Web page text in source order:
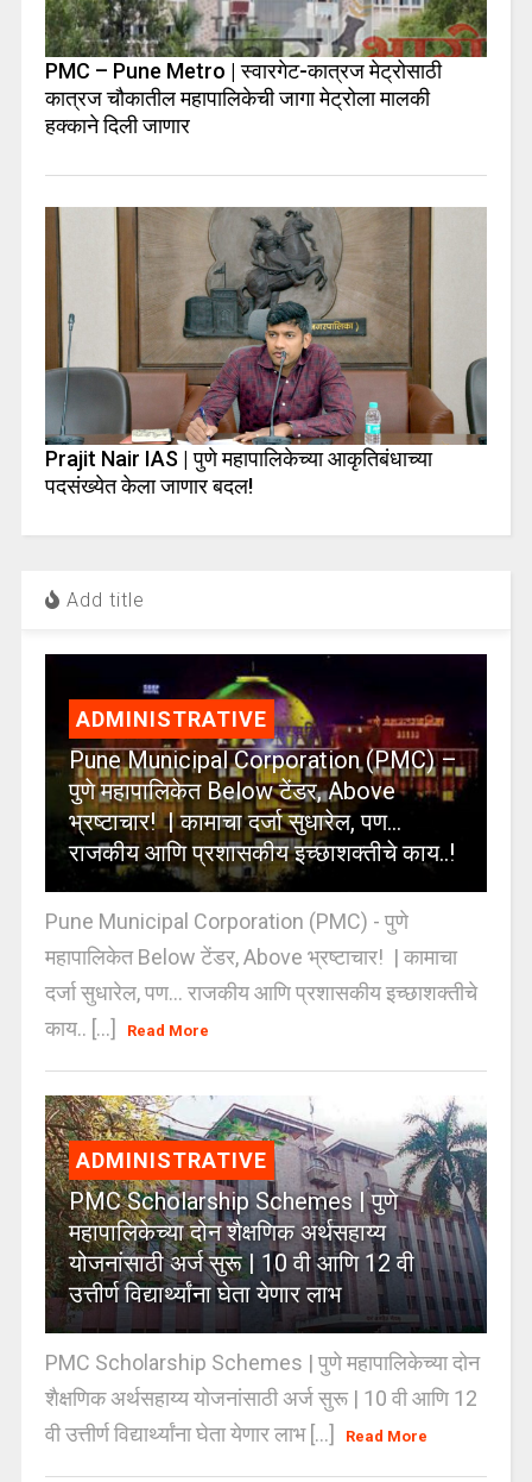
PMC – Pune Metro | स्वारगेट-कात्रज मेट्रोसाठी
कात्रज चौकातील महापालिकेची जागा मेट्रोला मालकी
हक्काने दिली जाणार
Prajit Nair IAS | पुणे महापालिकेच्या आकृतिबंधाच्या
पदसंख्येत केला जाणार बदल!
Add title
ADMINISTRATIVE
Pune Municipal Corporation (PMC) –
पुणे महापालिकेत Below टेंडर, Above
भ्रष्टाचार! | कामाचा दर्जा सुधारेल, पण…
राजकीय आणि प्रशासकीय इच्छाशक्तीचे काय..!
Pune Municipal Corporation (PMC) - पुणे
महापालिकेत Below टेंडर, Above भ्रष्टाचार! | कामाचा
दर्जा सुधारेल, पण… राजकीय आणि प्रशासकीय इच्छाशक्तीचे
काय.. [...]
Read More
ADMINISTRATIVE
PMC Scholarship Schemes | पुणे
महापालिकेच्या दोन शैक्षणिक अर्थसहाय्य
योजनांसाठी अर्ज सुरू | 10 वी आणि 12 वी
उत्तीर्ण विद्यार्थ्यांना घेता येणार लाभ
PMC Scholarship Schemes | पुणे महापालिकेच्या दोन
शैक्षणिक अर्थसहाय्य योजनांसाठी अर्ज सुरू | 10 वी आणि 12
वी उत्तीर्ण विद्यार्थ्यांना घेता येणार लाभ [...]
Read More